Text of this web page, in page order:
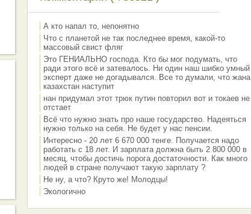
А кто напал то, непонятно
Что с планетой не так последнее время, какой-то
массовый свист фляг
Это ГЕНИАЛЬНО господа. Кто бы мог подумать, что
ради этого всё и затевалось. Ни один наш шибко умный
эксперт даже не догадывался. Все то думали, что жана
казахстан наступит
нан придумал этот трюк путин повторил вот и токаев не
отстает
Всё что нужно знать про наше государство. Надеяться
нужно только на себя. Не будет у нас пенсии.
Интересно - 20 лет 6 670 000 тенге. Получается надо
работать с 18 лет. И зарплата должна быть 2 800 000 в
месяц, чтобы достичь порога достаточности. Как много
людей в стране получают такую зарплату ?
Не ну, а что? Круто же! Молодцы!
Экологично